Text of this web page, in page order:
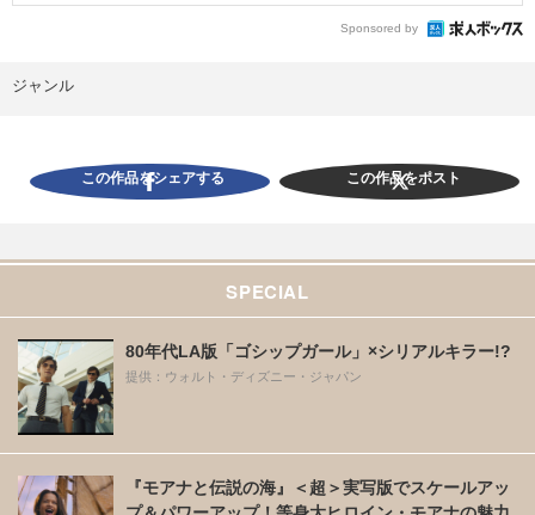
Sponsored by
ジャンル
この作品をシェアする この作品をポスト
SPECIAL
80年代LA版「ゴシップガール」×シリアルキラー!?
提供：ウォルト・ディズニー・ジャパン
『モアナと伝説の海』＜超＞実写版でスケールアッ